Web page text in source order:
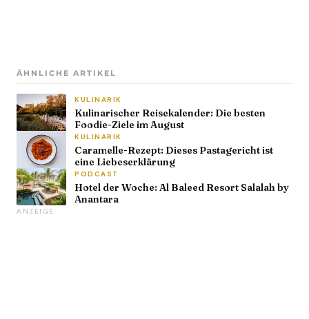
ÄHNLICHE ARTIKEL
KULINARIK
Kulinarischer Reisekalender: Die besten
Foodie-Ziele im August
KULINARIK
Caramelle-Rezept: Dieses Pastagericht ist
eine Liebeserklärung
PODCAST
Hotel der Woche: Al Baleed Resort Salalah by
Anantara
ANZEIGE